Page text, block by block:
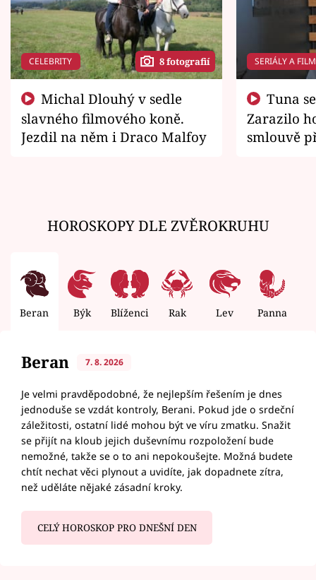
CELEBRITY 8 fotografií
slavného filmového koně.
Jezdil na něm i Draco Malfoy
SERIÁLY A
Zarazilo
smlouvě
HOROSKOPY DLE ZVĚROKRUHU
Beran Býk Blíženci Rak Lev Panna
Beran 7. 8. 2026
Je velmi pravděpodobné, že nejlepším řešením je dnes
jednoduše se vzdát kontroly, Berani. Pokud jde o srdeční
záležitosti, ostatní lidé mohou být ve víru zmatku. Snažit
se přijít na kloub jejich duševnímu rozpoložení bude
nemožné, takže se o to ani nepokoušejte. Možná budete
chtít nechat věci plynout a uvidíte, jak dopadnete zítra,
než uděláte nějaké zásadní kroky.
CELÝ HOROSKOP PRO DNEŠNÍ DEN